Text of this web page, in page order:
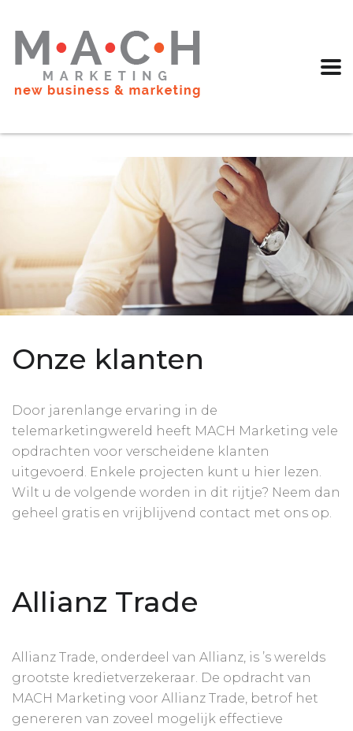
Onze klanten
Door jarenlange ervaring in de
telemarketingwereld heeft MACH Marketing vele
opdrachten voor verscheidene klanten
uitgevoerd. Enkele projecten kunt u hier lezen.
Wilt u de volgende worden in dit rijtje? Neem dan
geheel gratis en vrijblijvend contact met ons op.
Allianz Trade
Allianz Trade, onderdeel van Allianz, is ’s werelds
grootste kredietverzekeraar. De opdracht van
MACH Marketing voor Allianz Trade, betrof het
genereren van zoveel mogelijk effectieve